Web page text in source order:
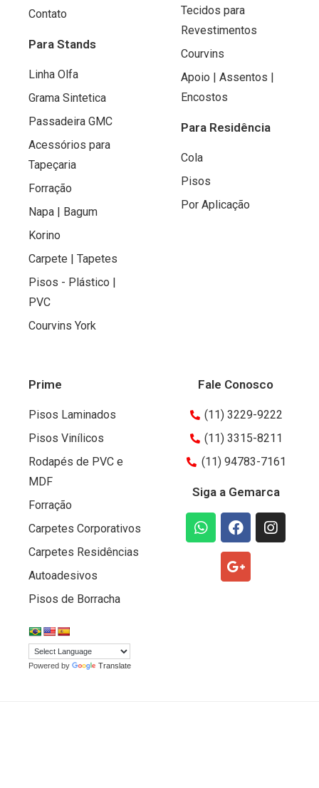
Contato
Para Stands
Linha Olfa
Grama Sintetica
Passadeira GMC
Acessórios para
Tapeçaria
Forração
Napa | Bagum
Korino
Carpete | Tapetes
Pisos - Plástico |
PVC
Courvins York
Tecidos para
Revestimentos
Courvins
Apoio | Assentos |
Encostos
Para Residência
Cola
Pisos
Por Aplicação
Prime
Pisos Laminados
Pisos Vinílicos
Rodapés de PVC e
MDF
Forração
Carpetes Corporativos
Carpetes Residências
Autoadesivos
Pisos de Borracha
Powered by Translate
Fale Conosco
(11) 3229-9222
(11) 3315-8211
(11) 94783-7161
Siga a Gemarca